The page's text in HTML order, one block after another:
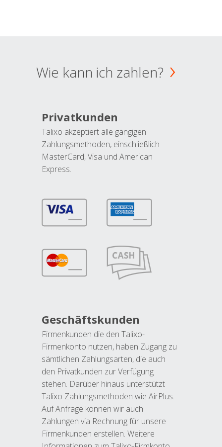
Wie kann ich zahlen?
Privatkunden
Talixo akzeptiert alle gängigen
Zahlungsmethoden, einschließlich
MasterCard, Visa und American
Express.
Geschäftskunden
Firmenkunden die den Talixo-
Firmenkonto nutzen, haben Zugang zu
sämtlichen Zahlungsarten, die auch
den Privatkunden zur Verfügung
stehen. Darüber hinaus unterstützt
Talixo Zahlungsmethoden wie AirPlus.
Auf Anfrage können wir auch
Zahlungen via Rechnung für unsere
Firmenkunden erstellen. Weitere